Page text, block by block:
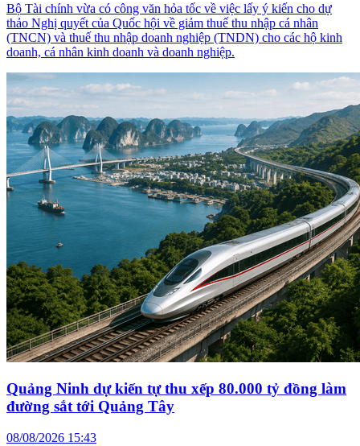
Bộ Tài chính vừa có công văn hỏa tốc về việc lấy ý kiến cho dự
thảo Nghị quyết của Quốc hội về giảm thuế thu nhập cá nhân
(TNCN) và thuế thu nhập doanh nghiệp (TNDN) cho các hộ kinh
doanh, cá nhân kinh doanh và doanh nghiệp.
Quảng Ninh dự kiến tự thu xếp 80.000 tỷ đồng làm
đường sắt tới Quảng Tây
08/08/2026 15:43